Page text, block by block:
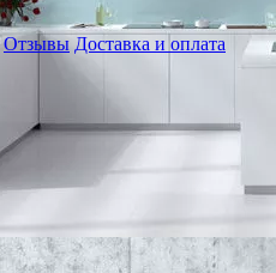
Отзывы Доставка и оплата